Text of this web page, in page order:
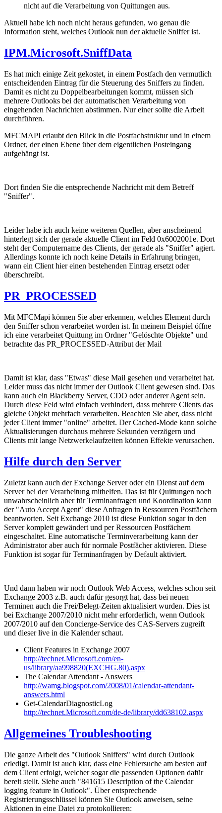
nicht auf die Verarbeitung von Quittungen aus.
Aktuell habe ich noch nicht heraus gefunden, wo genau die
Information steht, welches Outlook nun der aktuelle Sniffer ist.
IPM.Microsoft.SniffData
Es hat mich einige Zeit gekostet, in einem Postfach den vermutlich
entscheidenden Eintrag für die Steuerung des Sniffers zu finden.
Damit es nicht zu Doppelbearbeitungen kommt, müssen sich
mehrere Outlooks bei der automatischen Verarbeitung von
eingehenden Nachrichten abstimmen. Nur einer sollte die Arbeit
durchführen.
MFCMAPI erlaubt den Blick in die Postfachstruktur und in einem
Ordner, der einen Ebene über dem eigentlichen Posteingang
aufgehängt ist.
Dort finden Sie die entsprechende Nachricht mit dem Betreff
"Sniffer".
Leider habe ich auch keine weiteren Quellen, aber anscheinend
hinterlegt sich der gerade aktuelle Client im Feld 0x6002001e. Dort
steht der Computername des Clients, der gerade als "Sniffer" agiert.
Allerdings konnte ich noch keine Details in Erfahrung bringen,
wann ein Client hier einen bestehenden Eintrag ersetzt oder
überschreibt.
PR_PROCESSED
Mit MFCMapi können Sie aber erkennen, welches Element durch
den Sniffer schon verarbeitet worden ist. In meinem Beispiel öffne
ich eine verarbeitet Quittung im Ordner "Gelöschte Objekte" und
betrachte das PR_PROCESSED-Attribut der Mail
Damit ist klar, dass "Etwas" diese Mail gesehen und verarbeitet hat.
Leider muss das nicht immer der Outlook Client gewesen sind. Das
kann auch ein Blackberry Server, CDO oder anderer Agent sein.
Durch diese Feld wird einfach verhindert, dass mehrere Clients das
gleiche Objekt mehrfach verarbeiten. Beachten Sie aber, dass nicht
jeder Client immer "online" arbeitet. Der Cached-Mode kann solche
Aktualisierungen durchaus mehrere Sekunden verzögern und
Clients mit lange Netzwerkelaufzeiten können Effekte verursachen.
Hilfe durch den Server
Zuletzt kann auch der Exchange Server oder ein Dienst auf dem
Server bei der Verarbeitung mithelfen. Das ist für Quittungen noch
unwahrscheinlich aber für Terminanfragen und Koordination kann
der "Auto Accept Agent" diese Anfragen in Ressourcen Postfächern
beantworten. Seit Exchange 2010 ist diese Funktion sogar in den
Server komplett gewändert und per Ressourcen Postfächern
eingeschaltet. Eine automatische Terminverarbeitung kann der
Administrator aber auch für normale Postfächer aktivieren. Diese
Funktion ist sogar für Terminanfragen by Default aktiviert.
Und dann haben wir noch Outlook Web Access, welches schon seit
Exchange 2003 z.B. auch dafür gesorgt hat, dass bei neuen
Terminen auch die Frei/Belegt-Zeiten aktualisiert wurden. Dies ist
bei Exchange 2007/2010 nicht mehr erforderlich, wenn Outlook
2007/2010 auf den Concierge-Service des CAS-Servers zugreift
und dieser live in die Kalender schaut.
Client Features in Exchange 2007
http://technet.Microsoft.com/en-
us/library/aa998820(EXCHG.80).aspx
The Calendar Attendant - Answers
http://wamg.blogspot.com/2008/01/calendar-attendant-
answers.html
Get-CalendarDiagnosticLog
http://technet.Microsoft.com/de-de/library/dd638102.aspx
Allgemeines Troubleshooting
Die ganze Arbeit des "Outlook Sniffers" wird durch Outlook
erledigt. Damit ist auch klar, dass eine Fehlersuche am besten auf
dem Client erfolgt, welcher sogar die passenden Optionen dafür
bereit stellt. Siehe auch "841615 Description of the Calendar
logging feature in Outlook". Über entsprechende
Registrierungsschlüssel können Sie Outlook anweisen, seine
Aktionen in eine Datei zu protokollieren: